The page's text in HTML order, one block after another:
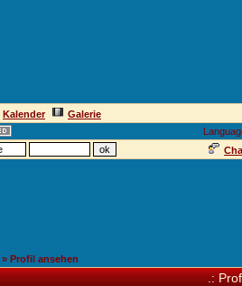
Kalender
Galerie
» Profil ansehen
.: